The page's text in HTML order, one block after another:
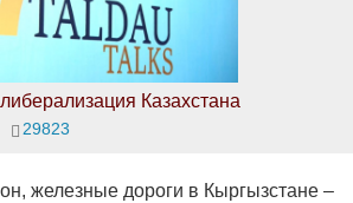
Казахстана
29823
железные дороги в Кыргызстане –